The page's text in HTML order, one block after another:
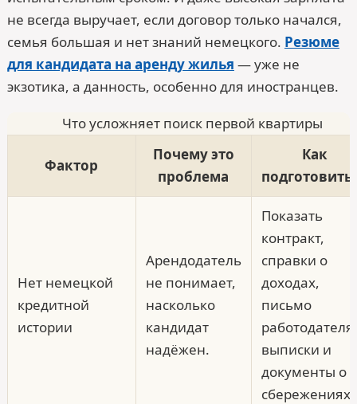
не всегда выручает, если договор только начался,
семья большая и нет знаний немецкого. Резюме
для кандидата на аренду жилья — уже не
экзотика, а данность, особенно для иностранцев.
Что усложняет поиск первой квартиры
Фактор
Почему это
проблема
Как
Нет немецкой
кредитной
истории
Арендодатель
не понимает,
насколько
кандидат
надёжен.
Показать
контракт,
справки о
доходах,
письмо
работодателя,
выписки и
документы о
сбережениях.